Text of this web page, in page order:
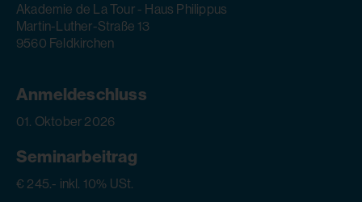
Akademie de La Tour - Haus Philippus
Martin-Luther-Straße 13
9560 Feldkirchen
Anmeldeschluss
01. Oktober 2026
Seminarbeitrag
€ 245.- inkl. 10% USt.